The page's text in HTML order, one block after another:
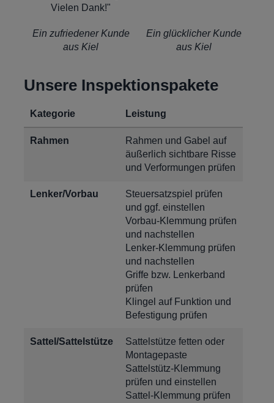
Vielen Dank!"
Ein zufriedener Kunde
aus Kiel
Ein glücklicher Kunde
aus Kiel
Unsere Inspektionspakete
Kategorie Leistung
Rahmen
Rahmen und Gabel auf
äußerlich sichtbare Risse
und Verformungen prüfen
Lenker/Vorbau
Steuersatzspiel prüfen
und ggf. einstellen
Vorbau-Klemmung prüfen
und nachstellen
Lenker-Klemmung prüfen
und nachstellen
Griffe bzw. Lenkerband
prüfen
Klingel auf Funktion und
Befestigung prüfen
Sattel/Sattelstütze
Sattelstütze fetten oder
Montagepaste
Sattelstütz-Klemmung
prüfen und einstellen
Sattel-Klemmung prüfen